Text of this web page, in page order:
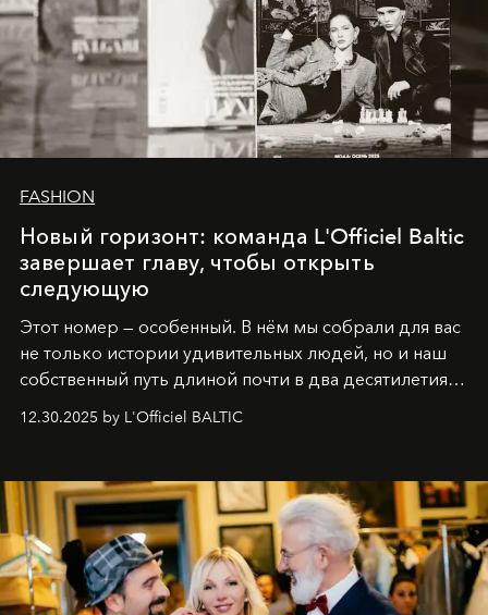
FASHION
Новый горизонт: команда L'Officiel Baltic
завершает главу, чтобы открыть
следующую
Этот номер — особенный. В нём мы собрали для вас
не только истории удивительных людей, но и наш
собственный путь длиной почти в два десятилетия.
Вместо привычного подведения итогов мы от всей
души говорим спасибо каждому, кто был с нами все
самыми искренними пожеланиями и теплом, ваша
командаL’Officiel Baltic .
12.30.2025 by L'Officiel BALTIC